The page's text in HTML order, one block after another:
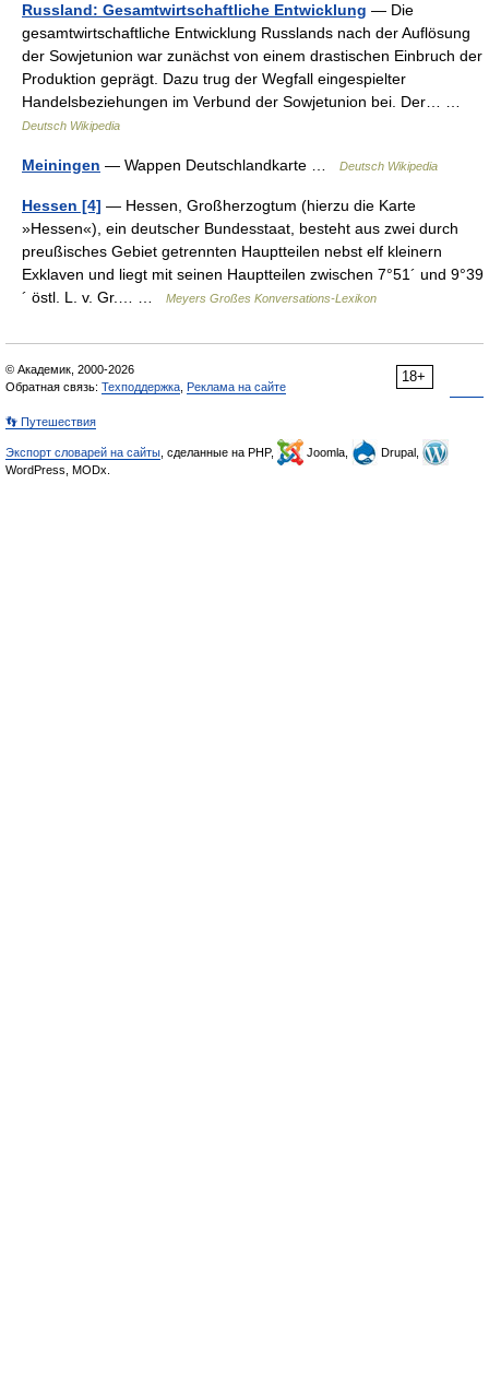
Russland: Gesamtwirtschaftliche Entwicklung — Die
gesamtwirtschaftliche Entwicklung Russlands nach der Auflösung
der Sowjetunion war zunächst von einem drastischen Einbruch der
Produktion geprägt. Dazu trug der Wegfall eingespielter
Handelsbeziehungen im Verbund der Sowjetunion bei. Der… …
Deutsch Wikipedia
Meiningen — Wappen Deutschlandkarte … Deutsch Wikipedia
Hessen [4] — Hessen, Großherzogtum (hierzu die Karte
»Hessen«), ein deutscher Bundesstaat, besteht aus zwei durch
preußisches Gebiet getrennten Hauptteilen nebst elf kleinern
Exklaven und liegt mit seinen Hauptteilen zwischen 7°51´ und 9°39
´ östl. L. v. Gr.… …
Meyers Großes Konversations-Lexikon
18+
© Академик, 2000-2026
Обратная связь: Техподдержка Реклама на сайте
👣 Путешествия
Экспорт словарей на сайты , сделанные на PHP, Joomla,
Drupal,
WordPress, MODx.